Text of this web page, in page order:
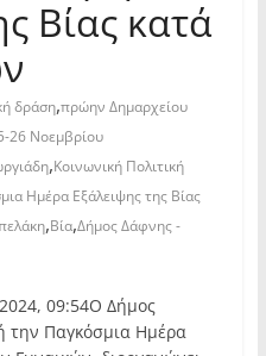
Βίας κατά
δράση,πρώην Δημαρχείου
26 Νοεμβρίου
,Κοινωνική Πολιτική
Ημέρα Εξάλειψης της Βίας
,Βία,Δήμος Δάφνης -
09:54Ο Δήμος
την Παγκόσμια Ημέρα